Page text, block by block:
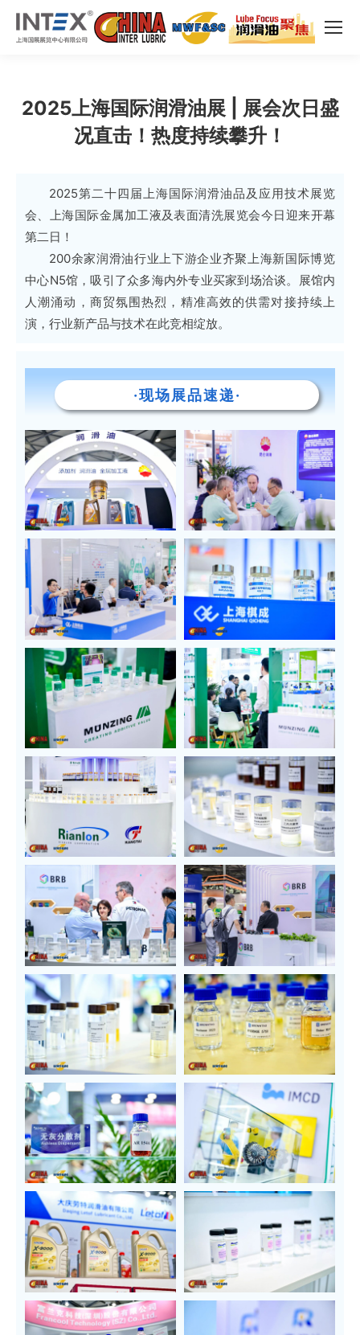
2025上海国际润滑油展 | 展会次日盛
况直击！热度持续攀升！
2025第二十四届上海国际润滑油品及应用技术展览
会、上海国际金属加工液及表面清洗展览会今日迎来开幕
第二日！
200余家润滑油行业上下游企业齐聚上海新国际博览
中心N5馆，吸引了众多海内外专业买家到场洽谈。展馆内
人潮涌动，商贸氛围热烈，精准高效的供需对接持续上
演，行业新产品与技术在此竞相绽放。
·现场展品速递·